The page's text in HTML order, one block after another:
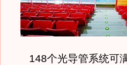
148个光导管系统可